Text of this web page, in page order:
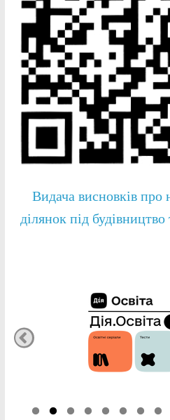
Видача висновків про
ділянок під